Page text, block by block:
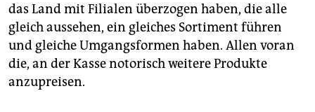
das Land mit Filialen überzogen haben, die alle
gleich aussehen, ein gleiches Sortiment führen
und gleiche Umgangsformen haben. Allen voran
die, an der Kasse notorisch weitere Produkte
anzupreisen.